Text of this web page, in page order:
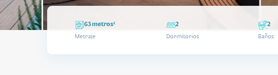
63 metros²
Metraje
2
Dormitorios
2
Baños